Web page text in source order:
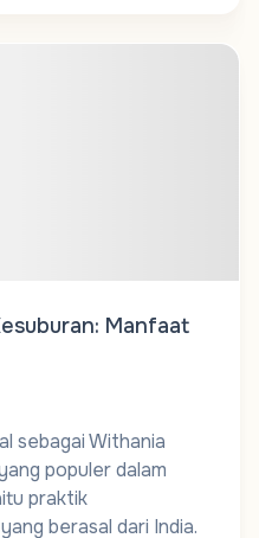
Manfaat
sebagai Withania
populer dalam
praktik
berasal dari India.